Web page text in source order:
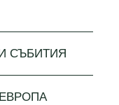
СЪБИТИЯ